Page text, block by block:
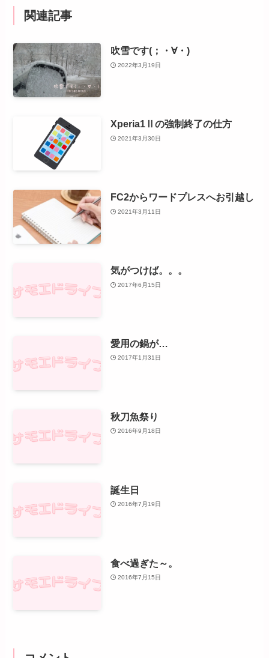
関連記事
吹雪です(；・∀・)
2022年3月19日
Xperia1Ⅱの強制終了の仕方
2021年3月30日
FC2からワードプレスへお引越し
2021年3月11日
気がつけば。。。
2017年6月15日
愛用の鍋が…
2017年1月31日
秋刀魚祭り
2016年9月18日
誕生日
2016年7月19日
食べ過ぎた～。
2016年7月15日